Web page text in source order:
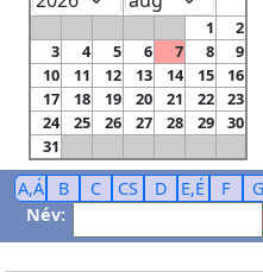
1
2
3
4 5 6 7 8
9
10
11 12 13 14 15
16
17
18 19 20 21 22
23
24
25 26 27 28 29
30
31
A,Á B C CS D E,É F G
Név: